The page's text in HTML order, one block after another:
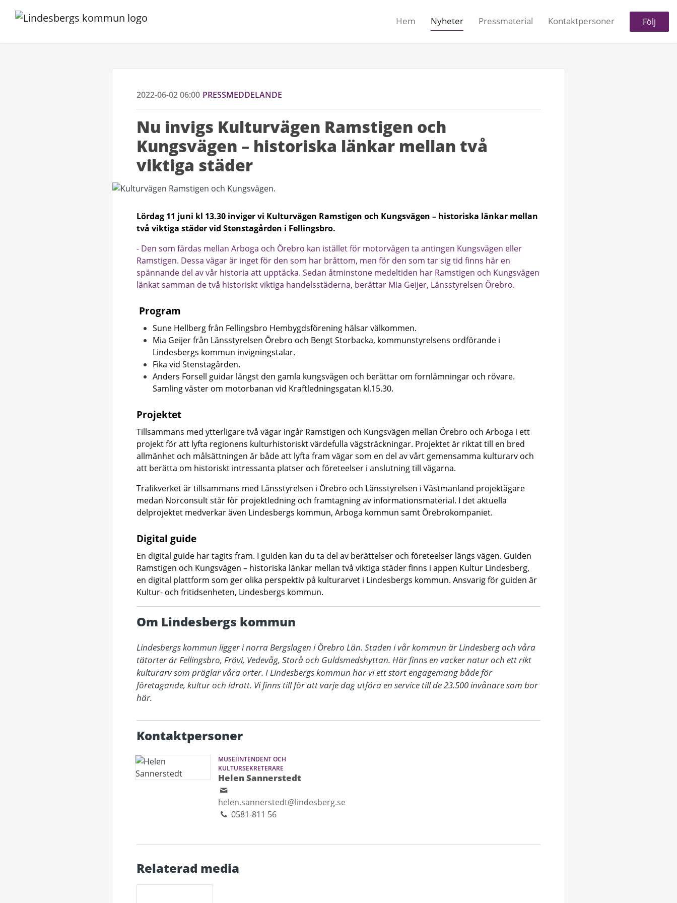
Hem Nyheter Pressmaterial Kontaktpersoner Följ
2022-06-02 06:00 PRESSMEDDELANDE
Nu invigs Kulturvägen Ramstigen och
Kungsvägen – historiska länkar mellan två
viktiga städer
Lördag 11 juni kl 13.30 inviger vi Kulturvägen Ramstigen och Kungsvägen – historiska länkar mellan
två viktiga städer vid Stenstagården i Fellingsbro.
- Den som färdas mellan Arboga och Örebro kan istället för motorvägen ta antingen Kungsvägen eller
Ramstigen. Dessa vägar är inget för den som har bråttom, men för den som tar sig tid finns här en
spännande del av vår historia att upptäcka. Sedan åtminstone medeltiden har Ramstigen och Kungsvägen
länkat samman de två historiskt viktiga handelsstäderna, berättar Mia Geijer, Länsstyrelsen Örebro.
Program
Sune Hellberg från Fellingsbro Hembygdsförening hälsar välkommen.
Mia Geijer från Länsstyrelsen Örebro och Bengt Storbacka, kommunstyrelsens ordförande i
Lindesbergs kommun invigningstalar.
Fika vid Stenstagården.
Anders Forsell guidar längst den gamla kungsvägen och berättar om fornlämningar och rövare.
Samling väster om motorbanan vid Kraftledningsgatan kl.15.30.
Projektet
Tillsammans med ytterligare två vägar ingår Ramstigen och Kungsvägen mellan Örebro och Arboga i ett
projekt för att lyfta regionens kulturhistoriskt värdefulla vägsträckningar. Projektet är riktat till en bred
allmänhet och målsättningen är både att lyfta fram vägar som en del av vårt gemensamma kulturarv och
att berätta om historiskt intressanta platser och företeelser i anslutning till vägarna.
Trafikverket är tillsammans med Länsstyrelsen i Örebro och Länsstyrelsen i Västmanland projektägare
medan Norconsult står för projektledning och framtagning av informationsmaterial. I det aktuella
delprojektet medverkar även Lindesbergs kommun, Arboga kommun samt Örebrokompaniet.
Digital guide
En digital guide har tagits fram. I guiden kan du ta del av berättelser och företeelser längs vägen. Guiden
Ramstigen och Kungsvägen – historiska länkar mellan två viktiga städer finns i appen Kultur Lindesberg,
en digital plattform som ger olika perspektiv på kulturarvet i Lindesbergs kommun. Ansvarig för guiden är
Kultur- och fritidsenheten, Lindesbergs kommun.
Om Lindesbergs kommun
Lindesbergs kommun ligger i norra Bergslagen i Örebro Län. Staden i vår kommun är Lindesberg och våra
tätorter är Fellingsbro, Frövi, Vedevåg, Storå och Guldsmedshyttan. Här finns en vacker natur och ett rikt
kulturarv som präglar våra orter. I Lindesbergs kommun har vi ett stort engagemang både för
företagande, kultur och idrott. Vi finns till för att varje dag utföra en service till de 23.500 invånare som bor
här.
Kontaktpersoner
MUSEIINTENDENT OCH
KULTURSEKRETERARE
Helen Sannerstedt
helen.sannerstedt@lindesberg.se
0581-811 56
Relaterad media